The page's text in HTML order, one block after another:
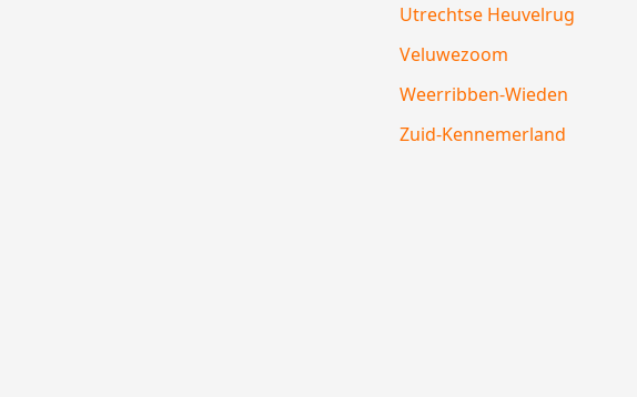
Utrechtse Heuvelrug
Veluwezoom
Weerribben-Wieden
Zuid-Kennemerland